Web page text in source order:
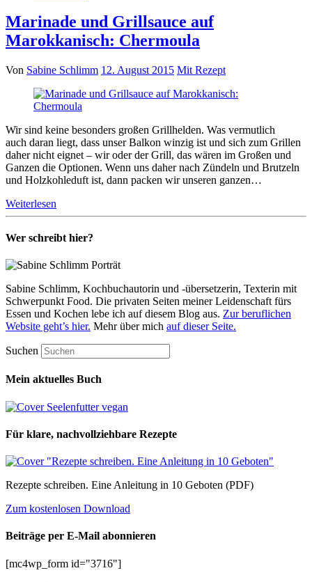
Marinade und Grillsauce auf
Marokkanisch: Chermoula
Von Sabine Schlimm 12. August 2015 Mit Rezept
Wir sind keine besonders großen Grillhelden. Was vermutlich
auch daran liegt, dass unser Balkon winzig ist und sich zum Grillen
daher nicht eignet – wir oder der Grill, das wären im Großen und
Ganzen die Optionen. Wenn uns daher nach Zündeln und Brutzeln
und Holzkohleduft ist, dann packen wir unseren ganzen…
Weiterlesen
Wer schreibt hier?
Sabine Schlimm, Kochbuchautorin und -übersetzerin, Texterin mit
Schwerpunkt Food. Die privaten Seiten meiner Leidenschaft fürs
Essen und Kochen lebe ich auf diesem Blog aus. Zur beruflichen
Website geht’s hier. Mehr über mich auf dieser Seite.
Suchen
Mein aktuelles Buch
Für klare, nachvollziehbare Rezepte
Rezepte schreiben. Eine Anleitung in 10 Geboten (PDF)
Zum kostenlosen Download
Beiträge per E-Mail abonnieren
[mc4wp_form id="3716"]